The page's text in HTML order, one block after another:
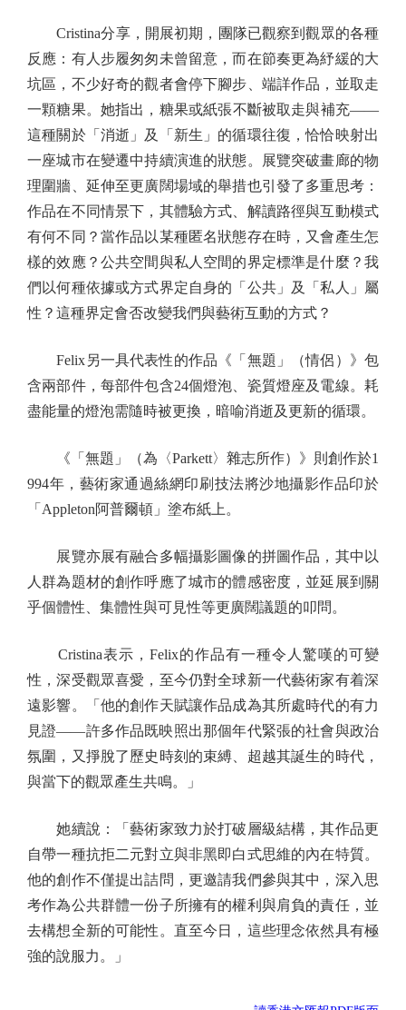
Cristina分享，開展初期，團隊已觀察到觀眾的各種
反應：有人步履匆匆未曾留意，而在節奏更為紓緩的大
坑區，不少好奇的觀者會停下腳步、端詳作品，並取走
一顆糖果。她指出，糖果或紙張不斷被取走與補充——
這種關於「消逝」及「新生」的循環往復，恰恰映射出
一座城市在變遷中持續演進的狀態。展覽突破畫廊的物
理圍牆、延伸至更廣闊場域的舉措也引發了多重思考：
作品在不同情景下，其體驗方式、解讀路徑與互動模式
有何不同？當作品以某種匿名狀態存在時，又會產生怎
樣的效應？公共空間與私人空間的界定標準是什麼？我
們以何種依據或方式界定自身的「公共」及「私人」屬
性？這種界定會否改變我們與藝術互動的方式？
Felix另一具代表性的作品《「無題」（情侶）》包
含兩部件，每部件包含24個燈泡、瓷質燈座及電線。耗
盡能量的燈泡需隨時被更換，暗喻消逝及更新的循環。
《「無題」（為〈Parkett〉雜志所作）》則創作於1
994年，藝術家通過絲網印刷技法將沙地攝影作品印於
「Appleton阿普爾頓」塗布紙上。
展覽亦展有融合多幅攝影圖像的拼圖作品，其中以
人群為題材的創作呼應了城市的體感密度，並延展到關
乎個體性、集體性與可見性等更廣闊議題的叩問。
Cristina表示，Felix的作品有一種令人驚嘆的可變
性，深受觀眾喜愛，至今仍對全球新一代藝術家有着深
遠影響。「他的創作天賦讓作品成為其所處時代的有力
見證——許多作品既映照出那個年代緊張的社會與政治
氛圍，又掙脫了歷史時刻的束縛、超越其誕生的時代，
與當下的觀眾產生共鳴。」
她續說：「藝術家致力於打破層級結構，其作品更
自帶一種抗拒二元對立與非黑即白式思維的內在特質。
他的創作不僅提出詰問，更邀請我們參與其中，深入思
考作為公共群體一份子所擁有的權利與肩負的責任，並
去構想全新的可能性。直至今日，這些理念依然具有極
強的說服力。」